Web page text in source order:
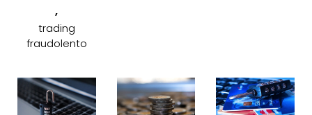
,
trading
fraudolento